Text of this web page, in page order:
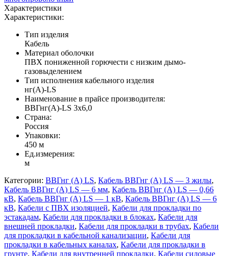
Характеристики
Характеристики:
Тип изделия
Кабель
Материал оболочки
ПВХ пониженной горючести с низким дымо-
газовыделением
Тип исполнения кабельного изделия
нг(A)-LS
Наименование в прайсе производителя:
ВВГнг(А)-LS 3х6,0
Страна:
Россия
Упаковки:
450 м
Ед.измерения:
м
Категории: ВВГнг (А) LS, Кабель ВВГнг (A) LS — 3 жилы,
Кабель ВВГнг (A) LS — 6 мм, Кабель ВВГнг (A) LS — 0,66
кВ, Кабель ВВГнг (A) LS — 1 кВ, Кабель ВВГнг (A) LS — 6
кВ, Кабели с ПВХ изоляцией, Кабели для прокладки по
эстакадам, Кабели для прокладки в блоках, Кабели для
внешней прокладки, Кабели для прокладки в трубах, Кабели
для прокладки в кабельной канализации, Кабели для
прокладки в кабельных каналах, Кабели для прокладки в
грунте, Кабели для внутренней прокладки, Кабели силовые